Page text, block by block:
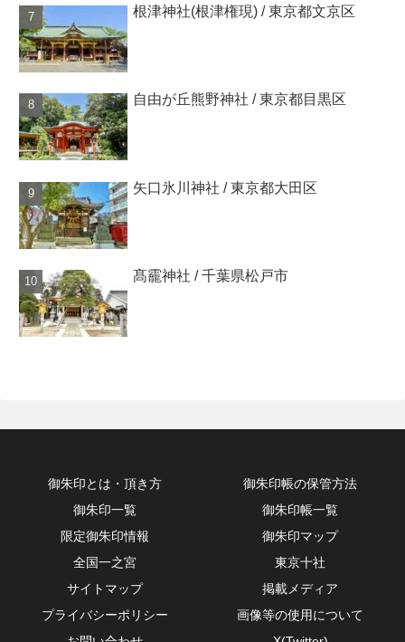
根津神社(根津権現) / 東京都文京区
自由が丘熊野神社 / 東京都目黒区
矢口氷川神社 / 東京都大田区
髙靇神社 / 千葉県松戸市
御朱印とは・頂き方
御朱印帳の保管方法
御朱印一覧
御朱印帳一覧
限定御朱印情報
御朱印マップ
全国一之宮
東京十社
サイトマップ
掲載メディア
プライバシーポリシー
画像等の使用について